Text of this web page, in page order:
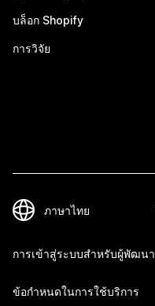
บล็อก Shopify
การวิจัย
การเข้าสู่ระบบสำหรับผู้พัฒนา
ข้อกำหนดในการใช้บริการ